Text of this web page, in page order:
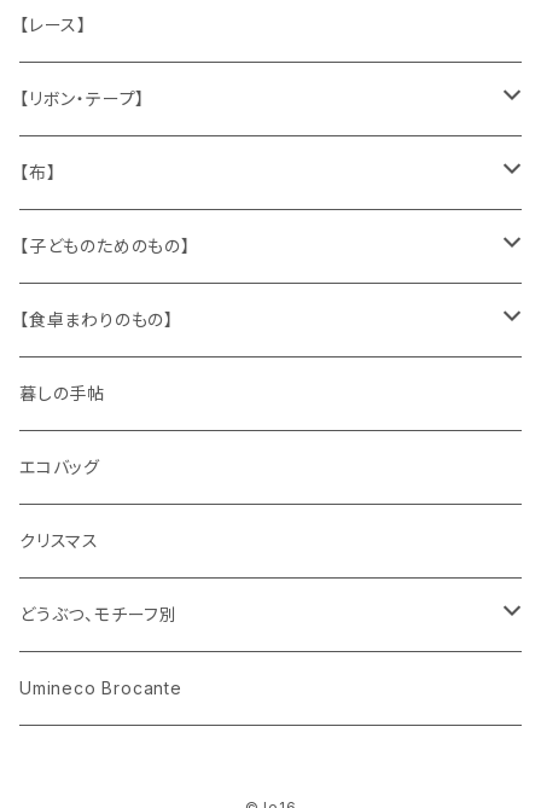
キャラクター
ピノキオ
お部屋に飾るもの
メタル製品
缶、箱
陶磁器
文房具
木製品
ミニチュア、ドールハウス
蔵書票、荷札、ビュバー、伝票
シール、ステッカー、クロモス
袋、箱、ナプキン、コースター
パズル、ゲーム
古本、古雑誌、古えほん
古レコード
古せっけん
ラッピングペーパー、壁紙
ひも、テープ
切手
スタンプ
文房具
木
貝
メタル
ガラス
プラスチック
紙
【レース】
【リボン・テープ】
チロルテープ・イニシャルテープ
トリム
ワッペン
【布】
キッチンクロス、ナプキン
ニット
布地
【子どものためのもの】
身に着けるもの
【食卓まわりのもの】
ガラス
花びん
小物入れ
陶磁器
カップアンドソーサー
プレート
木製品
ホーロー
メタル
暮しの手帖
エコバッグ
クリスマス
どうぶつ、モチーフ別
くま、ベア
Umineco Brocante